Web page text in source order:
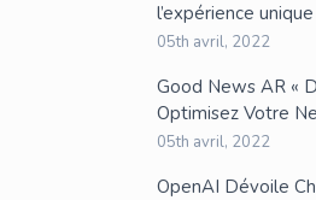
l’expérience
05th avril, 2022
Good News AR «
Optimisez Votre
05th avril, 2022
OpenAI Dévoile